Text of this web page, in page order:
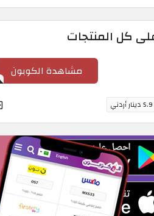
مشاهدة الكوبون
5.9 دينار أردني